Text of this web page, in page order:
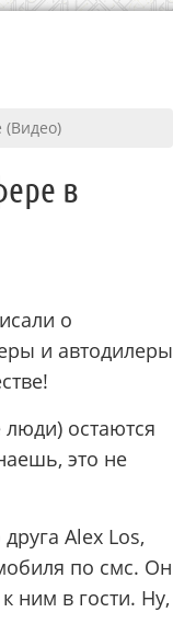
(Видео)
в
о
и автодилеры
остаются
это не
Alex Los,
по смс. Он
ним в гости. Ну,